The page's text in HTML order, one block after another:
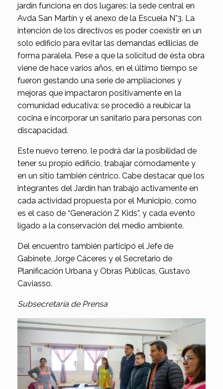
jardín funciona en dos lugares: la sede central en
Avda San Martín y el anexo de la Escuela N°3. La
intención de los directivos es poder coexistir en un
solo edificio para evitar las demandas edilicias de
forma paralela. Pese a que la solicitud de ésta obra
viene de hace varios años, en el último tiempo se
fueron gestando una serie de ampliaciones y
mejoras que impactaron positivamente en la
comunidad educativa: se procedió a reubicar la
cocina e incorporar un sanitario para personas con
discapacidad.
Este nuevo terreno, le podrá dar la posibilidad de
tener su propio edificio, trabajar cómodamente y
en un sitio también céntrico. Cabe destacar que los
integrantes del Jardín han trabajo activamente en
cada actividad propuesta por el Municipio, como
es el caso de “Generación Z Kids”, y cada evento
ligado a la conservación del medio ambiente.
Del encuentro también participó el Jefe de
Gabinete, Jorge Cáceres y el Secretario de
Planificación Urbana y Obras Públicas, Gustavo
Caviasso.
Subsecretaría de Prensa